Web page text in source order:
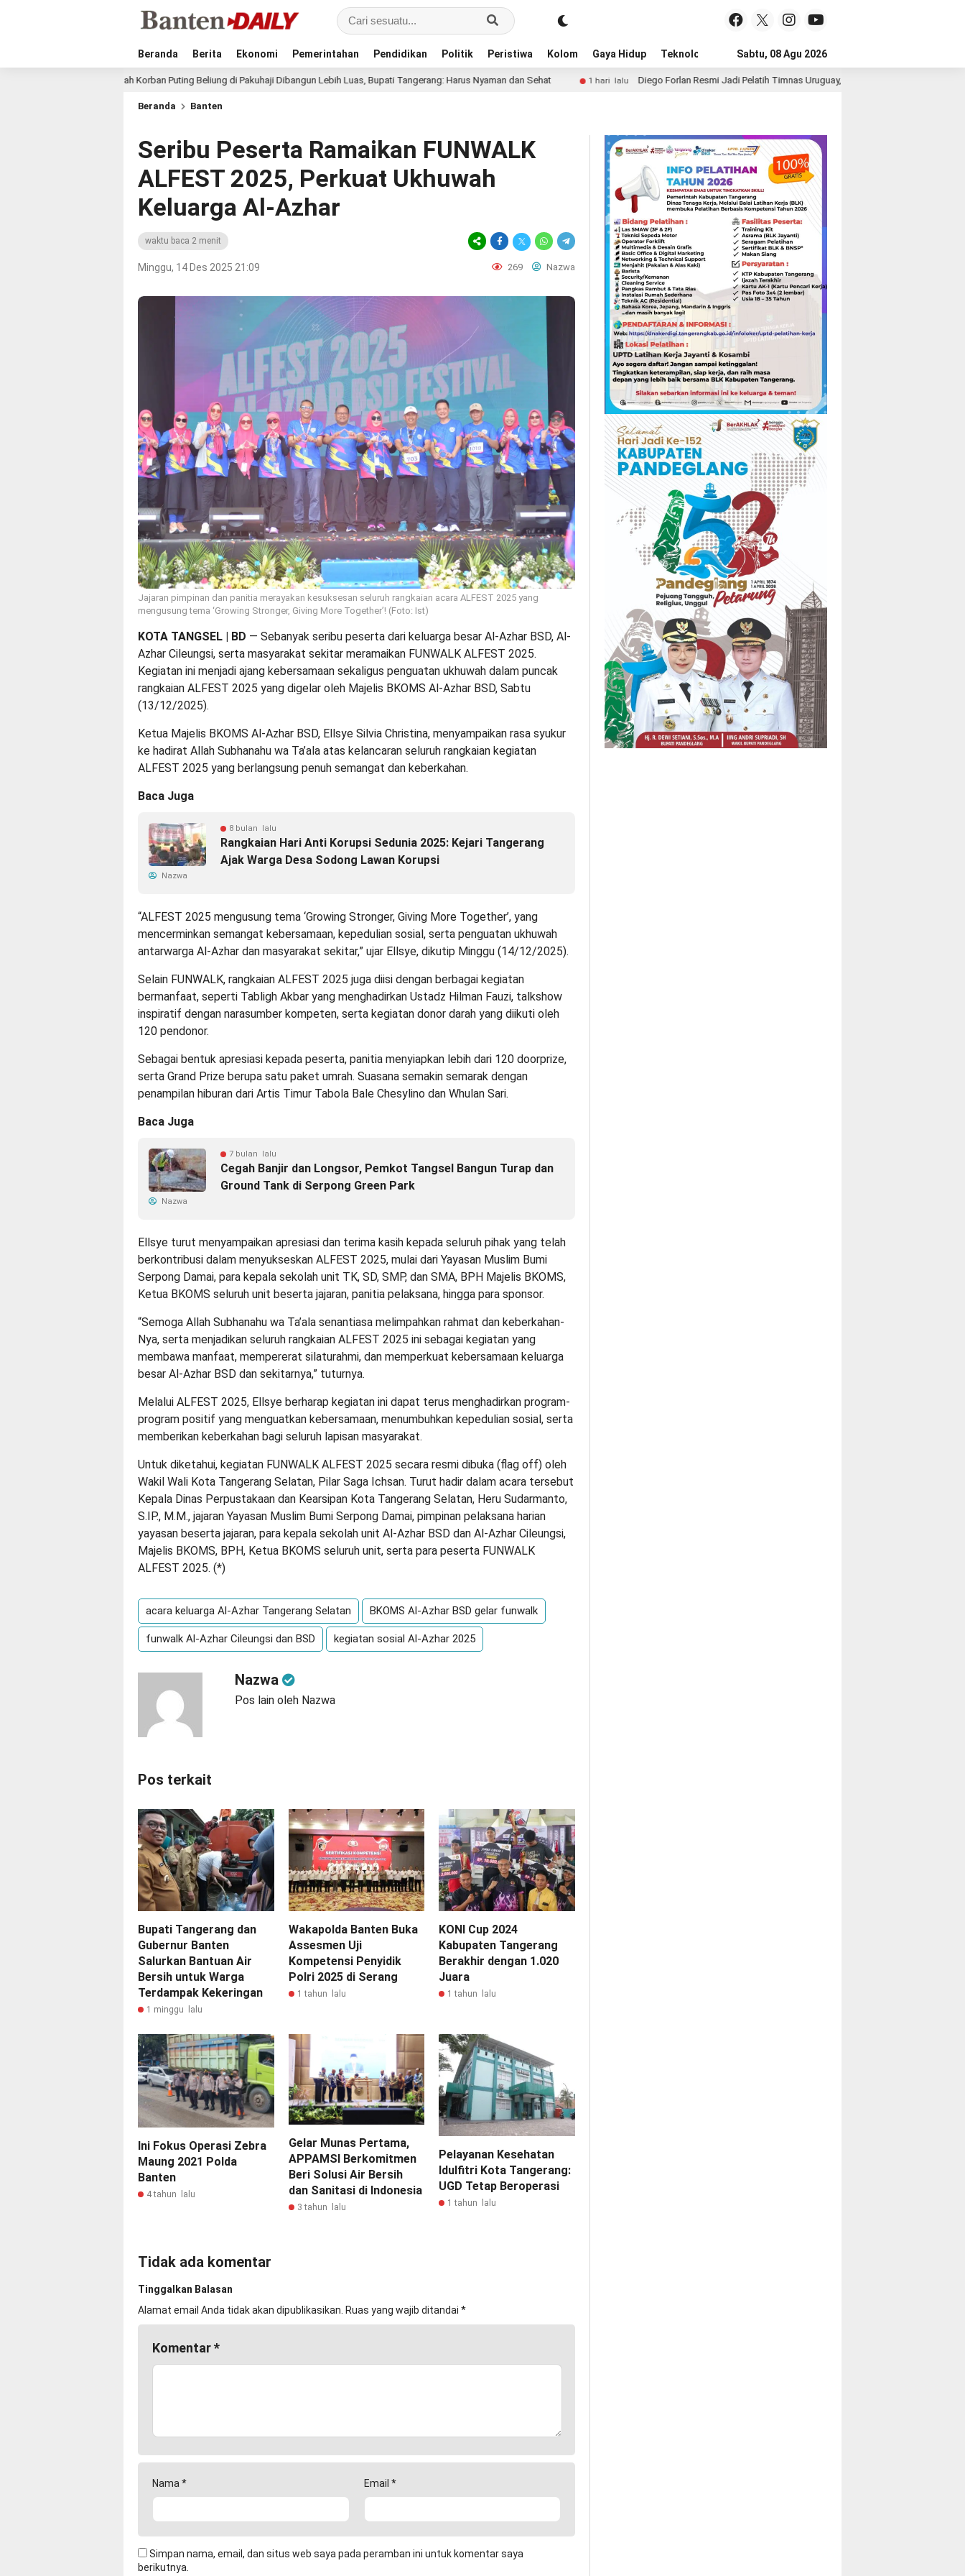
Beranda Berita Ekonomi Pemerintahan Pendidikan Politik Peristiwa Kolom Gaya Hidup Teknologi Advertorial Tips
Sabtu, 08 Agu 2026
Rumah Korban Puting Beliung di Pakuhaji Dibangun Lebih Luas, Bupati Tangerang: Harus Nyaman dan Sehat 1 hari lalu Diego Forlan Resmi Jadi Pelatih Timnas Uruguay, Era Baru La Celeste Dimulai
Beranda Banten
Seribu Peserta Ramaikan FUNWALK
ALFEST 2025, Perkuat Ukhuwah
Keluarga Al-Azhar
waktu baca 2 menit
Minggu, 14 Des 2025 21:09 269 Nazwa
Jajaran pimpinan dan panitia merayakan kesuksesan seluruh rangkaian acara ALFEST 2025 yang
mengusung tema ‘Growing Stronger, Giving More Together’! (Foto: Ist)
KOTA TANGSEL | BD — Sebanyak seribu peserta dari keluarga besar Al-Azhar BSD, Al-
Azhar Cileungsi, serta masyarakat sekitar meramaikan FUNWALK ALFEST 2025.
Kegiatan ini menjadi ajang kebersamaan sekaligus penguatan ukhuwah dalam puncak
rangkaian ALFEST 2025 yang digelar oleh Majelis BKOMS Al-Azhar BSD, Sabtu
(13/12/2025).
Ketua Majelis BKOMS Al-Azhar BSD, Ellsye Silvia Christina, menyampaikan rasa syukur
ke hadirat Allah Subhanahu wa Ta’ala atas kelancaran seluruh rangkaian kegiatan
ALFEST 2025 yang berlangsung penuh semangat dan keberkahan.
Baca Juga
8 bulan lalu
Rangkaian Hari Anti Korupsi Sedunia 2025: Kejari Tangerang
Ajak Warga Desa Sodong Lawan Korupsi
Nazwa
“ALFEST 2025 mengusung tema ‘Growing Stronger, Giving More Together’, yang
mencerminkan semangat kebersamaan, kepedulian sosial, serta penguatan ukhuwah
antarwarga Al-Azhar dan masyarakat sekitar,” ujar Ellsye, dikutip Minggu (14/12/2025).
Selain FUNWALK, rangkaian ALFEST 2025 juga diisi dengan berbagai kegiatan
bermanfaat, seperti Tabligh Akbar yang menghadirkan Ustadz Hilman Fauzi, talkshow
inspiratif dengan narasumber kompeten, serta kegiatan donor darah yang diikuti oleh
120 pendonor.
Sebagai bentuk apresiasi kepada peserta, panitia menyiapkan lebih dari 120 doorprize,
serta Grand Prize berupa satu paket umrah. Suasana semakin semarak dengan
penampilan hiburan dari Artis Timur Tabola Bale Chesylino dan Whulan Sari.
Baca Juga
7 bulan lalu
Cegah Banjir dan Longsor, Pemkot Tangsel Bangun Turap dan
Ground Tank di Serpong Green Park
Nazwa
Ellsye turut menyampaikan apresiasi dan terima kasih kepada seluruh pihak yang telah
berkontribusi dalam menyukseskan ALFEST 2025, mulai dari Yayasan Muslim Bumi
Serpong Damai, para kepala sekolah unit TK, SD, SMP, dan SMA, BPH Majelis BKOMS,
Ketua BKOMS seluruh unit beserta jajaran, panitia pelaksana, hingga para sponsor.
“Semoga Allah Subhanahu wa Ta’ala senantiasa melimpahkan rahmat dan keberkahan-
Nya, serta menjadikan seluruh rangkaian ALFEST 2025 ini sebagai kegiatan yang
membawa manfaat, mempererat silaturahmi, dan memperkuat kebersamaan keluarga
besar Al-Azhar BSD dan sekitarnya,” tuturnya.
Melalui ALFEST 2025, Ellsye berharap kegiatan ini dapat terus menghadirkan program-
program positif yang menguatkan kebersamaan, menumbuhkan kepedulian sosial, serta
memberikan keberkahan bagi seluruh lapisan masyarakat.
Untuk diketahui, kegiatan FUNWALK ALFEST 2025 secara resmi dibuka (flag off) oleh
Wakil Wali Kota Tangerang Selatan, Pilar Saga Ichsan. Turut hadir dalam acara tersebut
Kepala Dinas Perpustakaan dan Kearsipan Kota Tangerang Selatan, Heru Sudarmanto,
S.IP., M.M., jajaran Yayasan Muslim Bumi Serpong Damai, pimpinan pelaksana harian
yayasan beserta jajaran, para kepala sekolah unit Al-Azhar BSD dan Al-Azhar Cileungsi,
Majelis BKOMS, BPH, Ketua BKOMS seluruh unit, serta para peserta FUNWALK
ALFEST 2025. (*)
acara keluarga Al-Azhar Tangerang Selatan BKOMS Al-Azhar BSD gelar funwalk
funwalk Al-Azhar Cileungsi dan BSD kegiatan sosial Al-Azhar 2025
Nazwa
Pos lain oleh Nazwa
Pos terkait
Bupati Tangerang dan
Gubernur Banten
Salurkan Bantuan Air
Bersih untuk Warga
Terdampak Kekeringan
1 minggu lalu
Wakapolda Banten Buka
Assesmen Uji
Kompetensi Penyidik
Polri 2025 di Serang
1 tahun lalu
KONI Cup 2024
Kabupaten Tangerang
Berakhir dengan 1.020
Juara
1 tahun lalu
Ini Fokus Operasi Zebra
Maung 2021 Polda
Banten
4 tahun lalu
Gelar Munas Pertama,
APPAMSI Berkomitmen
Beri Solusi Air Bersih
dan Sanitasi di Indonesia
3 tahun lalu
Pelayanan Kesehatan
Idulfitri Kota Tangerang:
UGD Tetap Beroperasi
1 tahun lalu
Tidak ada komentar
Tinggalkan Balasan
Alamat email Anda tidak akan dipublikasikan. Ruas yang wajib ditandai *
Komentar*
Nama * Email *
Simpan nama, email, dan situs web saya pada peramban ini untuk komentar saya
berikutnya.